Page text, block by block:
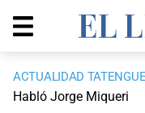
ACTUALIDAD TATENGUE
Habló Jorge Miqueri